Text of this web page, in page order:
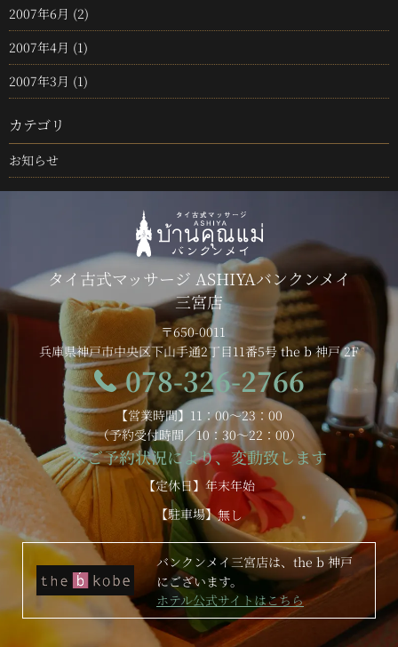
2007年6月 (2)
2007年4月 (1)
2007年3月 (1)
カテゴリ
お知らせ
タイ古式マッサージ ASHIYAバンクンメイ
三宮店
〒650-0011
兵庫県神戸市中央区下山手通2丁目11番5号 the b 神戸 2F
078-326-2766
【営業時間】11：00～23：00
（予約受付時間／10：30～22：00）
※ご予約状況により、変動致します
【定休日】年末年始
【駐車場】無し
バンクンメイ三宮店は、the b 神戸
にございます。
ホテル公式サイトはこちら